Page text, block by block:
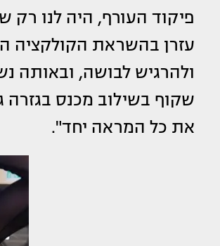
פיקוד העורף, היה לנו רק
ולהרגיש לבושה, ובאותה
שקוף בשילוב מכנס בגזרה
את כל המראה יחד".